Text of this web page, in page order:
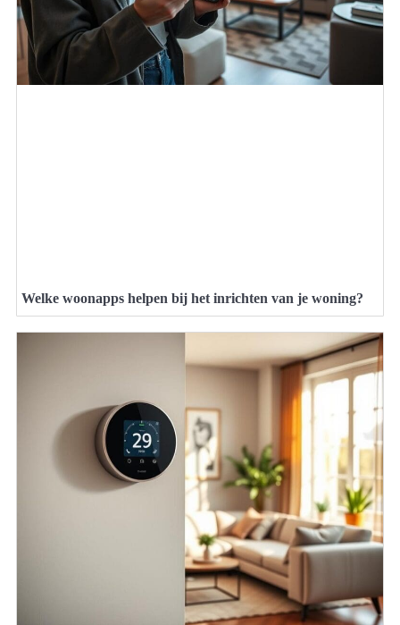
Welke woonapps helpen bij het inrichten van je woning?